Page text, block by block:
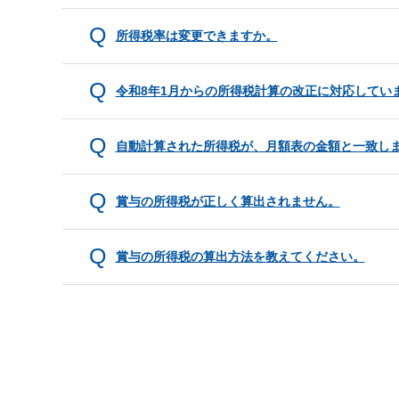
所得税率は変更できますか。
令和8年1月からの所得税計算の改正に対応してい
自動計算された所得税が、月額表の金額と一致しま
賞与の所得税が正しく算出されません。
賞与の所得税の算出方法を教えてください。